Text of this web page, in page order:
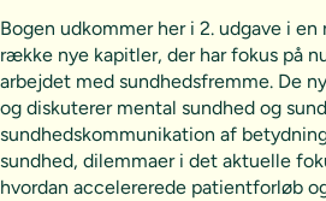
Bogen udkommer her i 2. udgave i
række nye kapitler, der har fokus på
arbejdet med sundhedsfremme. De
og diskuterer mental sundhed og
sundhedskommunikation af
sundhed, dilemmaer i det aktuelle
hvordan accelererede patientforløb